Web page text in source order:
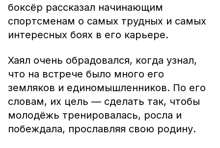
боксёр рассказал начинающим
спортсменам о самых трудных и самых
интересных боях в его карьере.
Хаял очень обрадовался, когда узнал,
что на встрече было много его
земляков и единомышленников. По его
словам, их цель — сделать так, чтобы
молодёжь тренировалась, росла и
побеждала, прославляя свою родину.